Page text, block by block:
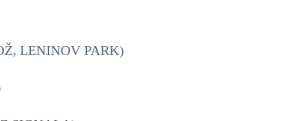
LENINOV PARK)